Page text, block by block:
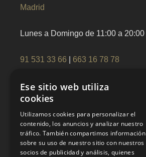
Madrid
Lunes a Domingo de 11:00 a 20:00
91 531 33 66 663 16 78 78
Ese sitio web utiliza
cookies
Utilizamos cookies para personalizar el
contenido, los anuncios y analizar nuestro
tráfico. También compartimos información
sobre su uso de nuestro sitio con nuestros
socios de publicidad y análisis, quienes